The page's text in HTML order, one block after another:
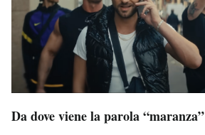
Da dove viene la parola “maranza”